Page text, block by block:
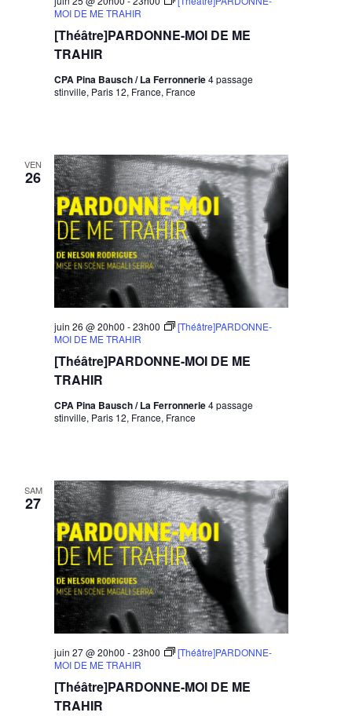
[Théâtre]PARDONNE-MOI DE ME
TRAHIR
MOI DE ME TRAHIR
CPA Pina Bausch / La Ferronnerie4 passage
stinville, Paris 12, France, France
VEN
26
[Théâtre]PARDONNE-MOI DE ME
TRAHIR
juin 26 @ 20h00 -23h00
[Théâtre]PARDONNE-
MOI DE ME TRAHIR
CPA Pina Bausch / La Ferronnerie4 passage
stinville, Paris 12, France, France
SAM
27
[Théâtre]PARDONNE-MOI DE ME
TRAHIR
juin 27 @ 20h00 -23h00
[Théâtre]PARDONNE-
MOI DE ME TRAHIR